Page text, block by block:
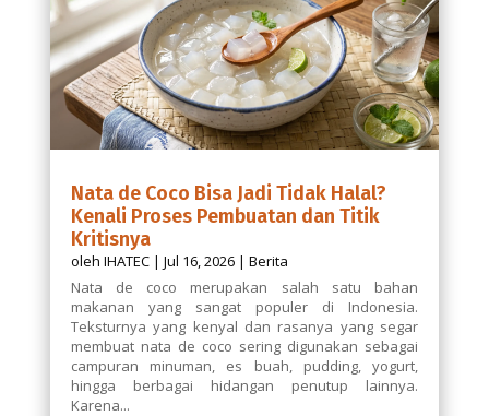
Nata de Coco Bisa Jadi Tidak Halal?
Kenali Proses Pembuatan dan Titik
Kritisnya
oleh IHATEC| Jul 16, 2026| Berita
Nata de coco merupakan salah satu bahan
makanan yang sangat populer di Indonesia.
Teksturnya yang kenyal dan rasanya yang segar
membuat nata de coco sering digunakan sebagai
campuran minuman, es buah, pudding, yogurt,
hingga berbagai hidangan penutup lainnya.
Karena...